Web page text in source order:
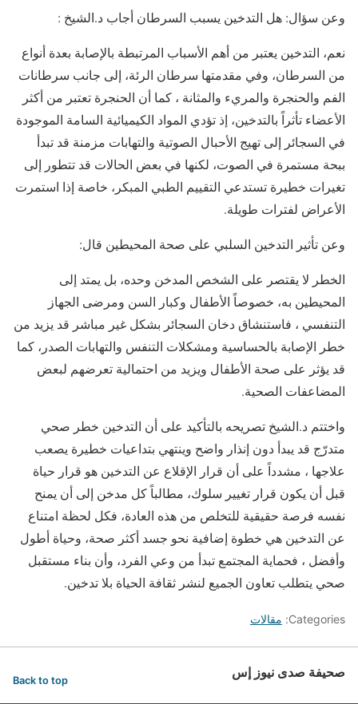
وعن سؤال: هل التدخين يسبب السرطان أجاب د.الشيخ :
نعم، التدخين يعتبر من أهم الأسباب المرتبطة بالإصابة بعدة أنواع
من السرطان، وفي مقدمتها سرطان الرئة، إلى جانب سرطانات
الفم والحنجرة والمريء والمثانة ، كما أن الحنجرة تعتبر من أكثر
الأعضاء تأثراً بالتدخين، إذ تؤدي المواد الكيميائية السامة الموجودة
في السجائر إلى تهيج الأحبال الصوتية والتهابات مزمنة قد تبدأ
ببحة مستمرة في الصوت، لكنها في بعض الحالات قد تتطور إلى
تغيرات خطيرة تستدعي التقييم الطبي المبكر، خاصة إذا استمرت
الأعراض لفترات طويلة.
وعن تأثير التدخين السلبي على صحة المحيطين قال:
الخطر لا يقتصر على الشخص المدخن وحده، بل يمتد إلى
المحيطين به، خصوصاً الأطفال وكبار السن ومرضى الجهاز
التنفسي ، فاستنشاق دخان السجائر بشكل غير مباشر قد يزيد من
خطر الإصابة بالحساسية ومشكلات التنفس والتهابات الصدر، كما
قد يؤثر على صحة الأطفال ويزيد من احتمالية تعرضهم لبعض
المضاعفات الصحية.
واختتم د.الشيخ تصريحه بالتأكيد على أن التدخين خطر صحي
متدرّج قد يبدأ دون إنذار واضح وينتهي بتداعيات خطيرة يصعب
علاجها ، مشدداً على أن قرار الإقلاع عن التدخين هو قرار حياة
قبل أن يكون قرار تغيير سلوك، مطالباً كل مدخن إلى أن يمنح
نفسه فرصة حقيقية للتخلص من هذه العادة، فكل لحظة امتناع
عن التدخين هي خطوة إضافية نحو جسد أكثر صحة، وحياة أطول
وأفضل ، فحماية المجتمع تبدأ من وعي الفرد، وأن بناء مستقبل
صحي يتطلب تعاون الجميع لنشر ثقافة الحياة بلا تدخين.
Categories: مقالات
صحيفة صدى نيوز إس Back to top